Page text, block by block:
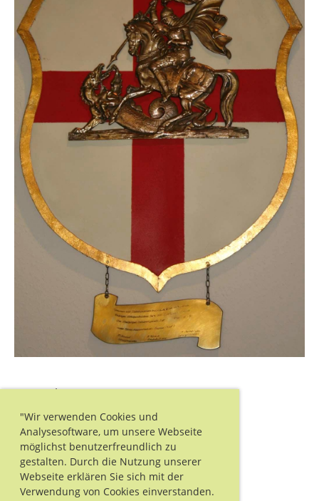
"Wir verwenden Cookies und
Analysesoftware, um unsere Webseite
möglichst benutzerfreundlich zu
gestalten. Durch die Nutzung unserer
Webseite erklären Sie sich mit der
Verwendung von Cookies einverstanden.
Der Heilige Georg.
Schutzpatron